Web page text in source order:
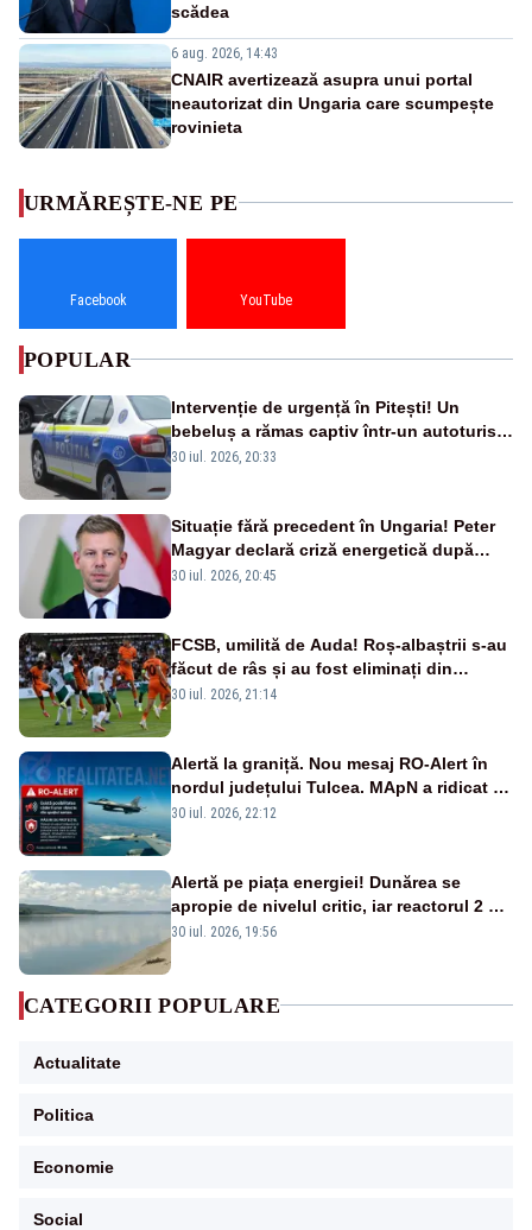
scădea
6 aug. 2026, 14:43
CNAIR avertizează asupra unui portal
neautorizat din Ungaria care scumpește
rovinieta
URMĂREȘTE-NE PE
Facebook YouTube
POPULAR
Intervenție de urgență în Pitești! Un
bebeluș a rămas captiv într-un autoturism
din cauza unei defecțiuni
30 iul. 2026, 20:33
Situație fără precedent în Ungaria! Peter
Magyar declară criză energetică după
oprirea centralei de la Paks
30 iul. 2026, 20:45
FCSB, umilită de Auda! Roș-albaștrii s-au
făcut de râs și au fost eliminați din
Conference League
30 iul. 2026, 21:14
Alertă la graniță. Nou mesaj RO-Alert în
nordul județului Tulcea. MApN a ridicat de
la sol două avioane F-16
30 iul. 2026, 22:12
Alertă pe piața energiei! Dunărea se
apropie de nivelul critic, iar reactorul 2 de
la Cernavodă ar putea fi oprit
30 iul. 2026, 19:56
CATEGORII POPULARE
Actualitate
Politica
Economie
Social